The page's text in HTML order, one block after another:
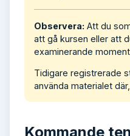
Observera: Att du
att gå kursen eller att
examinerande
Tidigare registrerade
använda materialet
Kommande